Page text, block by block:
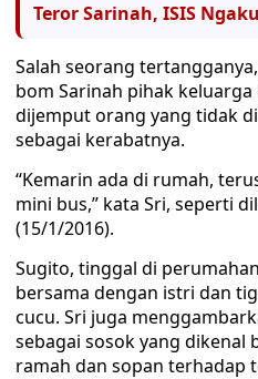
Teror Sarinah, ISIS
Salah seorang
bom Sarinah pihak
dijemput orang yang tidak
sebagai kerabatnya.
“Kemarin ada di rumah,
mini bus,” kata Sri, seperti
(15/1/2016).
Sugito, tinggal di
bersama dengan istri dan
cucu. Sri juga
sebagai sosok yang dikenal
ramah dan sopan terhadap